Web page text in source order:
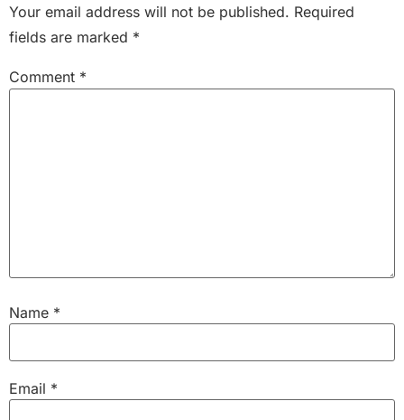
Your email address will not be published. Required
fields are marked *
Comment *
Name *
Email *